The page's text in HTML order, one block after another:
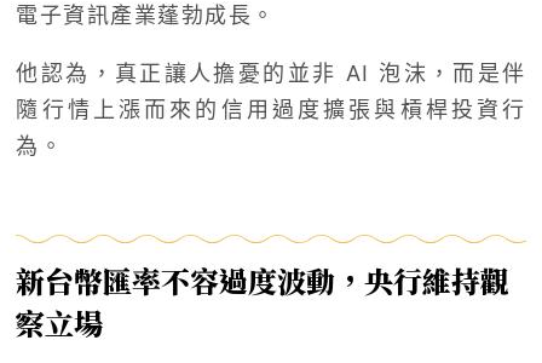
電子資訊產業蓬勃成長。
他認為，真正讓人擔憂的並非 AI 泡沫，而是伴
隨行情上漲而來的信用過度擴張與槓桿投資行
為。
新台幣匯率不容過度波動，央行維持觀
察立場